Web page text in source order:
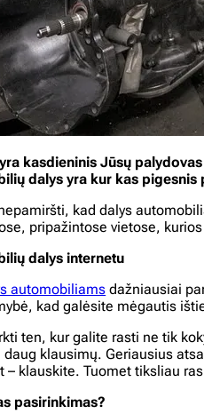
kasdieninis Jūsų
dalys yra kur kas
kad dalys
pripažintose vietose,
dalys internetu
automobiliams dažniausiai
kad galėsite mėgautis
ten, kur galite rasti ne tik
daug klausimų. Geriausius
– klauskite. Tuomet tiksliau
pasirinkimas?